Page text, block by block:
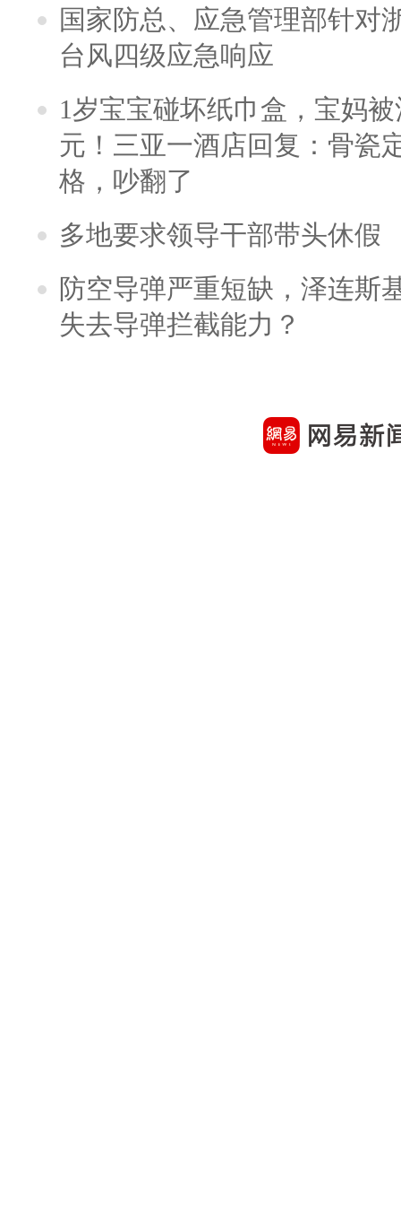
国家防总、应急管理部针对
台风四级应急响应
1岁宝宝碰坏纸巾盒，宝妈
元！三亚一酒店回复：骨瓷
格，吵翻了
多地要求领导干部带头休假
防空导弹严重短缺，泽连斯
失去导弹拦截能力？